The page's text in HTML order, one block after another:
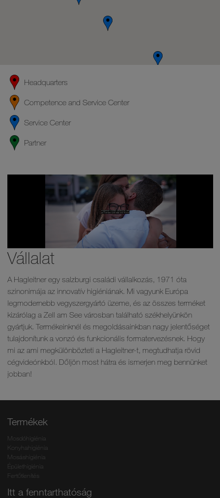
Headquarters
Competence and Service Center
Service Center
Partner
Vállalat
A Hagleitner egy salzburgi családi vállalkozás, 1971 óta
szinonimája az innovatív higiéniának. Mi vagyunk Európa
legmodernebb vegyszergyártó üzeme, és az összes terméket
kizárólag a Zell am See városban található székhelyünkön
gyártjuk. Termékeinknél és megoldásainkban nagy jelentőséget
tulajdonítunk a vonzó és funkcionális formatervezésnek. Hogy
mi az ami megkülönbözteti a Hagleitner-t, megtudhatja rövid
cégvideónkból. Dőljön most hátra és ismerjen meg bennünket
jobban!
Termékek
Mosdóhigiénia
Konyhahigiénia
Mosáshigiénia
Épülethigiénia
Fertőtlenítés
Itt a fenntarthatóság